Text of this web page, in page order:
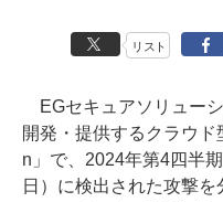
リスト
EGセキュアソリュー
開発・提供するクラウ
n」で、2024年第4四半
日）に検出された攻撃